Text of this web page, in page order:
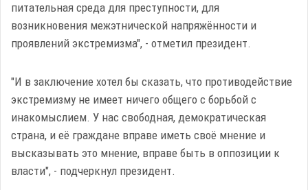
питательная среда для преступности, для
возникновения межэтнической напряжённости и
проявлений экстремизма", - отметил президент.
"И в заключение хотел бы сказать, что противодействие
экстремизму не имеет ничего общего с борьбой с
инакомыслием. У нас свободная, демократическая
страна, и её граждане вправе иметь своё мнение и
высказывать это мнение, вправе быть в оппозиции к
власти", - подчеркнул президент.